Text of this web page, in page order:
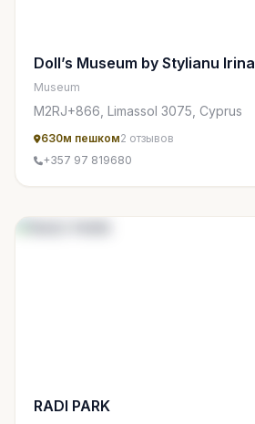
Doll’s Museum by Stylianu Irina
Museum
M2RJ+866, Limassol 3075, Cyprus
630м пешком2 отзывов
+357 97 819680
RADI PARK